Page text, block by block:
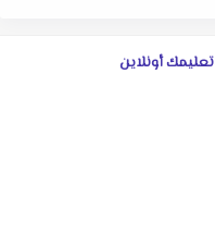
تعليمك أونلاين